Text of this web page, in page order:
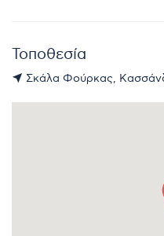
Τοποθεσία
Σκάλα Φούρκας,